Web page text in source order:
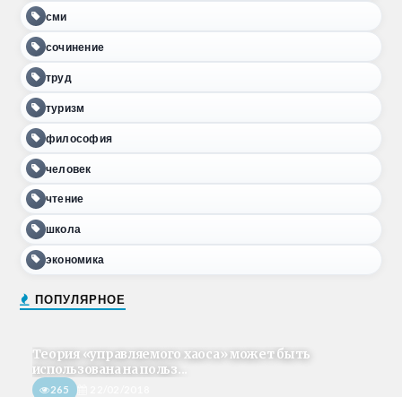
сми
сочинение
труд
туризм
философия
человек
чтение
школа
экономика
ПОПУЛЯРНОЕ
Теория «управляемого хаоса» может быть
использована на польз...
265